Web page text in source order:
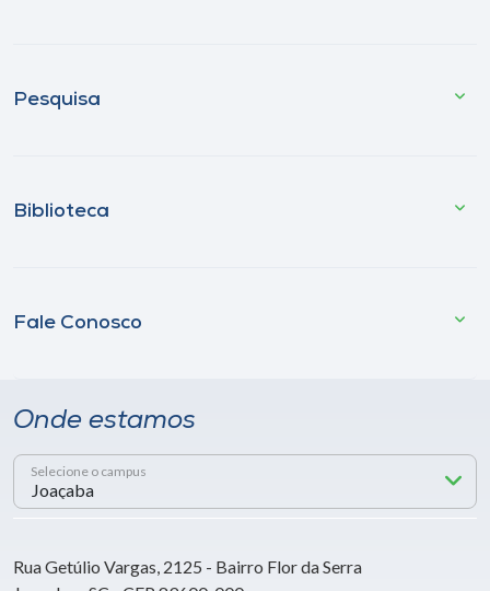
Pesquisa
Biblioteca
Fale Conosco
Onde estamos
Selecione o campus
Rua Getúlio Vargas, 2125 - Bairro Flor da Serra